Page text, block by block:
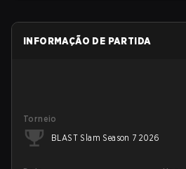
INFORMAÇÃO DE PARTIDA
Torneio
BLAST Slam Season 7 2026